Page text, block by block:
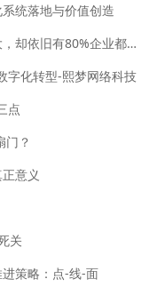
统落地与价值创造
旧有80%企业都失败了？
字化转型-熙梦网络科技
点
门？
意义
关
策略：点-线-面